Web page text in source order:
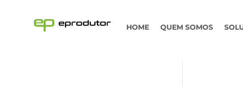
HOME QUEM SOMOS